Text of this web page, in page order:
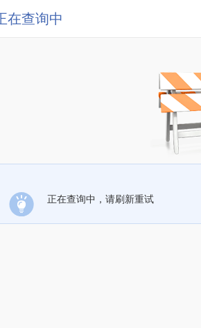
在查询中
正在查询中，请刷新重试